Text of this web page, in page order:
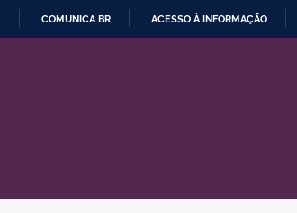
COMUNICA BR ACESSO À INFORMAÇÃO